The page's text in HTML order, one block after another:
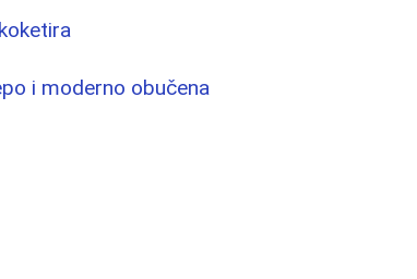
i moderno obučena